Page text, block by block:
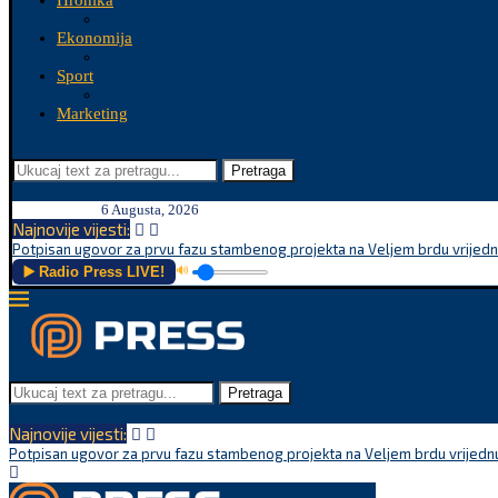
Ekonomija
Sport
Marketing
Pretraga
6 Augusta, 2026
Najnovije vijesti:
Potpisan ugovor za prvu fazu stambenog projekta na Veljem brdu
▶️ Radio Press LIVE! 🔊
Pretraga
Najnovije vijesti:
Potpisan ugovor za prvu fazu stambenog projekta na Veljem brdu